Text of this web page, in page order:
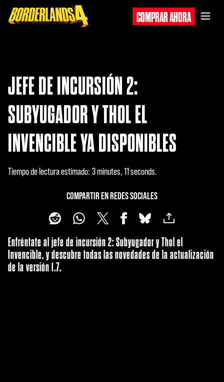
COMPRAR AHORA
JEFE DE INCURSIÓN 2:
SUBYUGADOR Y THOL EL
INVENCIBLE YA DISPONIBLES
Tiempo de lectura estimado 3 minutes, 11 seconds
COMPARTIR EN REDES SOCIALES
Enfréntate al jefe de incursión 2: Subyugador y Thol el
Invencible, y descubre todas las novedades de la actualización
de la versión 1.7.